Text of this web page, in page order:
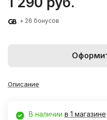
+ 26 бонусов
Описание
В наличии в 1 магазине